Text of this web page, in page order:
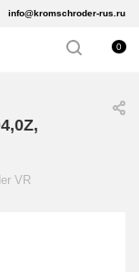
info@kromschroder-rus.ru
0
VR